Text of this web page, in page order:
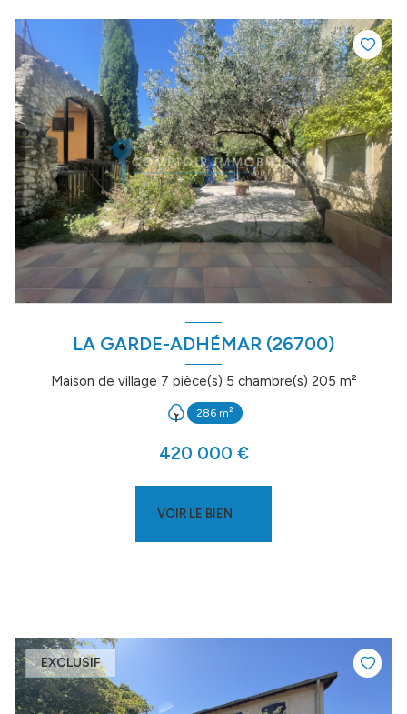
LA GARDE-ADHÉMAR (26700)
Maison de village 7 pièce(s) 5 chambre(s) 205 m²
286 m²
420 000 €
VOIR LE BIEN
EXCLUSIF